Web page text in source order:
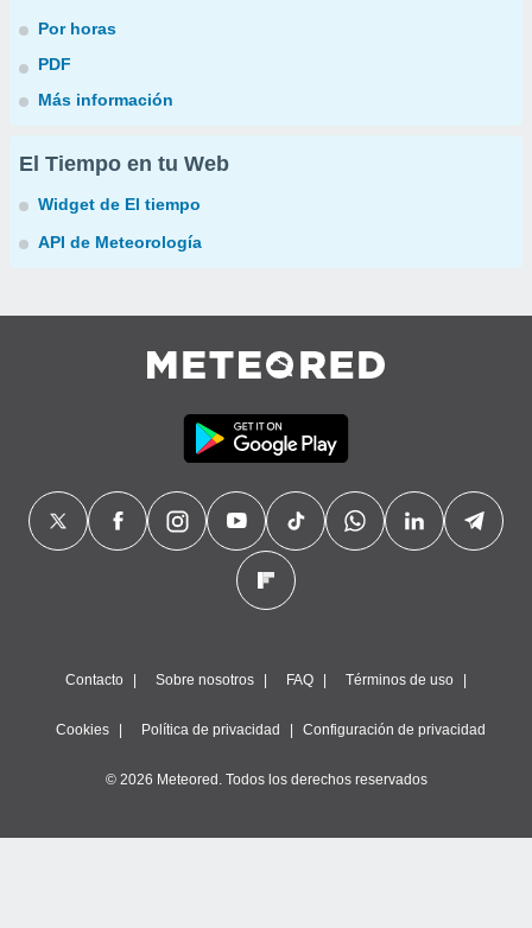
Por horas
PDF
Más información
El Tiempo en tu Web
Widget de El tiempo
API de Meteorología
Contacto Sobre nosotros FAQ Términos de uso
Cookies Política de privacidad Configuración de privacidad
© 2026 Meteored. Todos los derechos reservados